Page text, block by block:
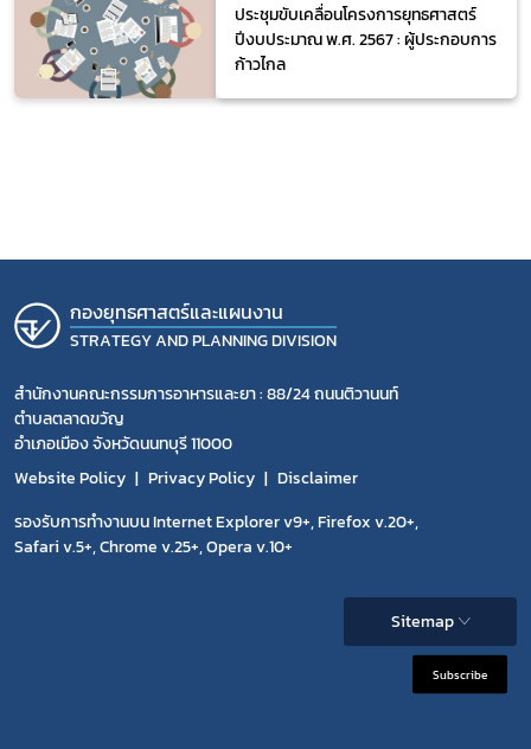
ประชุมขับเคลื่อนโครงการยุทธศาสตร์
ปีงบประมาณ พ.ศ. 2567 : ผู้ประกอบการ
ก้าวไกล
กองยุทธศาสตร์และแผนงาน
STRATEGY AND PLANNING DIVISION
สำนักงานคณะกรรมการอาหารและยา : 88/24 ถนนติวานนท์
ตำบลตลาดขวัญ
อำเภอเมือง จังหวัดนนทบุรี 11000
Website Policy
Privacy Policy
Disclaimer
รองรับการทำงานบน Internet Explorer v9+, Firefox v.20+,
Safari v.5+, Chrome v.25+, Opera v.10+
Sitemap
Subscribe